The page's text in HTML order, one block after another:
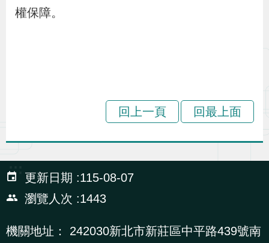
權保障。
回上一頁 回最上面
:::
更新日期
115-08-07
瀏覽人次
1443
機關地址：
242030新北市新莊區中平路439號南